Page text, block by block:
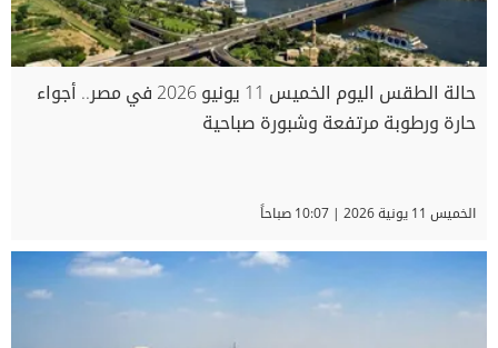
حالة الطقس اليوم الخميس 11 يونيو 2026 في مصر.. أجواء
حارة ورطوبة مرتفعة وشبورة صباحية
الخميس 11 يونية 2026 | 10:07 صباحاً